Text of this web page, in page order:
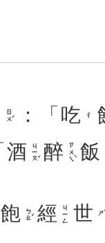
ㄖㄨˊ ：「 吃 ㄔ
酒 ㄐㄧㄡˇ 醉 ㄗㄨㄟˋ 飯
飽 ㄅㄠˇ 經 ㄐㄧㄥ 世 ㄕˋ